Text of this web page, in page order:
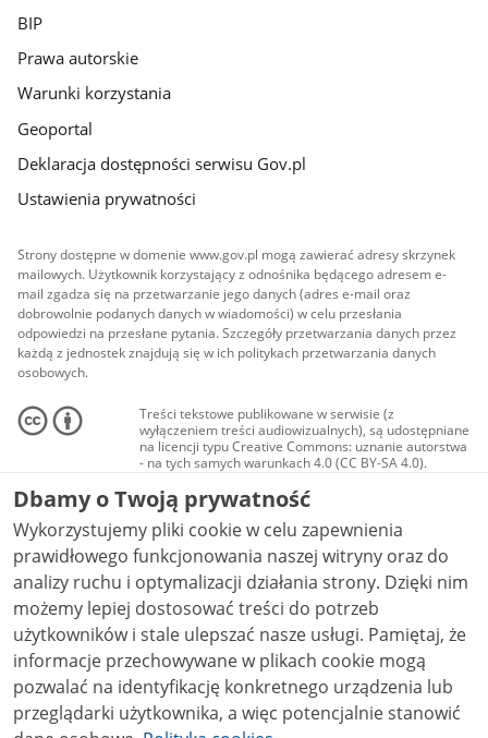
BIP
Prawa autorskie
Warunki korzystania
Geoportal
Deklaracja dostępności serwisu Gov.pl
Ustawienia prywatności
Strony dostępne w domenie www.gov.pl mogą zawierać adresy skrzynek
mailowych. Użytkownik korzystający z odnośnika będącego adresem e-
mail zgadza się na przetwarzanie jego danych (adres e-mail oraz
dobrowolnie podanych danych w wiadomości) w celu przesłania
odpowiedzi na przesłane pytania. Szczegóły przetwarzania danych przez
każdą z jednostek znajdują się w ich politykach przetwarzania danych
osobowych.
Treści tekstowe publikowane w serwisie (z
wyłączeniem treści audiowizualnych), są udostępniane
na licencji typu Creative Commons: uznanie autorstwa
- na tych samych warunkach 4.0 (CC BY-SA 4.0).
Materiały audiowizualne, w tym zdjęcia, materiały
audio i wideo, są udostępniane na licencji typu
Creative Commons: uznanie autorstwa użycie
niekomercyjne - bez utworów zależnych 4.0 (CC BY-
NC-ND 4.0), o ile nie jest to stwierdzone inaczej.
Dbamy o Twoją prywatność
Wykorzystujemy pliki cookie w celu zapewnienia
prawidłowego funkcjonowania naszej witryny oraz do
analizy ruchu i optymalizacji działania strony. Dzięki nim
możemy lepiej dostosować treści do potrzeb
użytkowników i stale ulepszać nasze usługi. Pamiętaj, że
informacje przechowywane w plikach cookie mogą
pozwalać na identyfikację konkretnego urządzenia lub
przeglądarki użytkownika, a więc potencjalnie stanowić